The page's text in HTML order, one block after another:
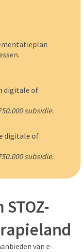
digitale of
subsidie.
digitale of
subsidie.
van e-